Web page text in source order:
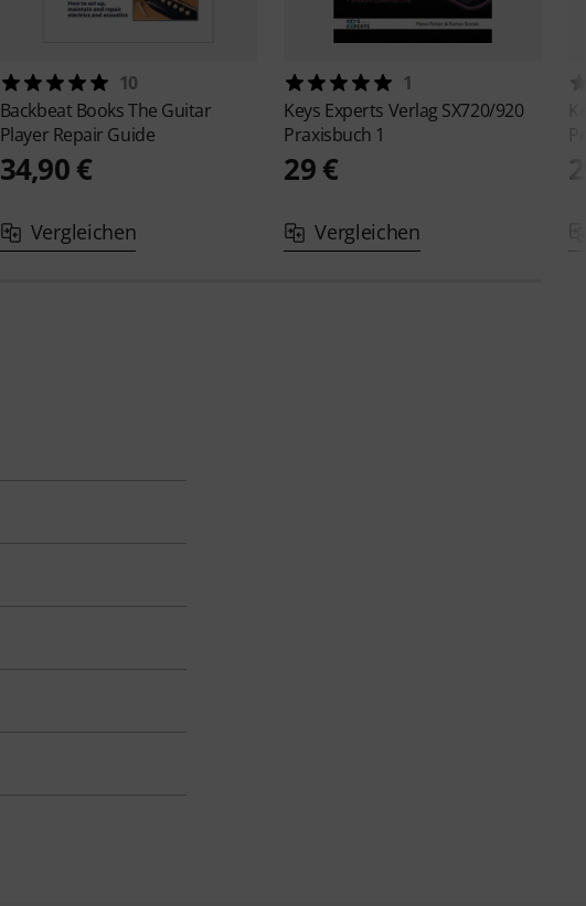
10
Backbeat BooksThe Guitar
Player Repair Guide
34,90 €
Vergleichen
1
Keys Experts Verlag SX720/920
Praxisbuch 1
29 €
Vergleichen